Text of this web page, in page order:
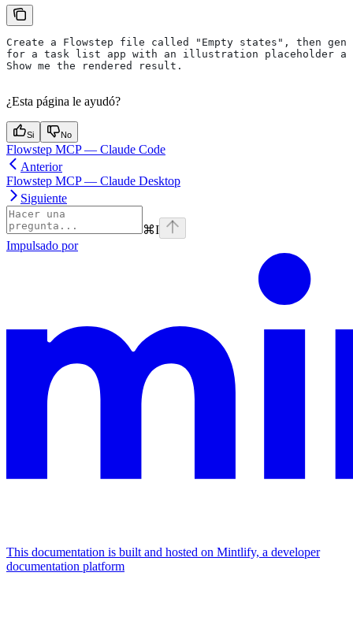
Create a Flowstep file called "Empty states", then
for a task list app with an illustration placeholder
Show me the rendered result.
¿Esta página le ayudó?
Si No
Flowstep MCP — Claude Code
Anterior
Flowstep MCP — Claude Desktop
Siguiente
⌘I
Impulsado por
This documentation is built and hosted on Mintlify, a developer
documentation platform